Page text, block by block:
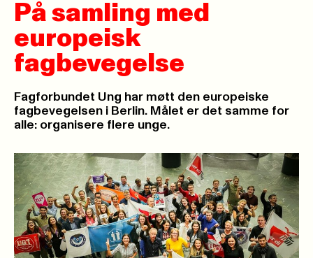
På samling med
europeisk
fagbevegelse
Fagforbundet Ung har møtt den europeiske
fagbevegelsen i Berlin. Målet er det samme for
alle: organisere flere unge.